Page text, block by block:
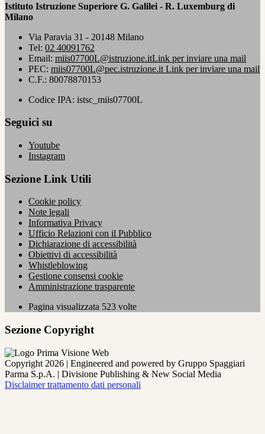
Istituto Istruzione Superiore G. Galilei - R. Luxemburg di
Milano
Via Paravia 31 - 20148 Milano
Tel: 02 40091762
Email: miis07700L@istruzione.itLink per inviare una mail
PEC: miis07700L@pec.istruzione.it Link per inviare una mail
C.F.: 80078870153
Codice IPA: istsc_miis07700L
Seguici su
Youtube
Instagram
Sezione Link Utili
Cookie policy
Note legali
Informativa Privacy
Ufficio Relazioni con il Pubblico
Dichiarazione di accessibilità
Obiettivi di accessibilità
Whistleblowing
Gestione consensi cookie
Amministrazione trasparente
Pagina visualizzata 523 volte
Sezione Copyright
Copyright 2026 | Engineered and powered by Gruppo Spaggiari
Parma S.p.A. | Divisione Publishing & New Social Media
Disclaimer trattamento dati personali